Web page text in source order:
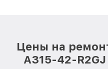
Цены на
A315-42-